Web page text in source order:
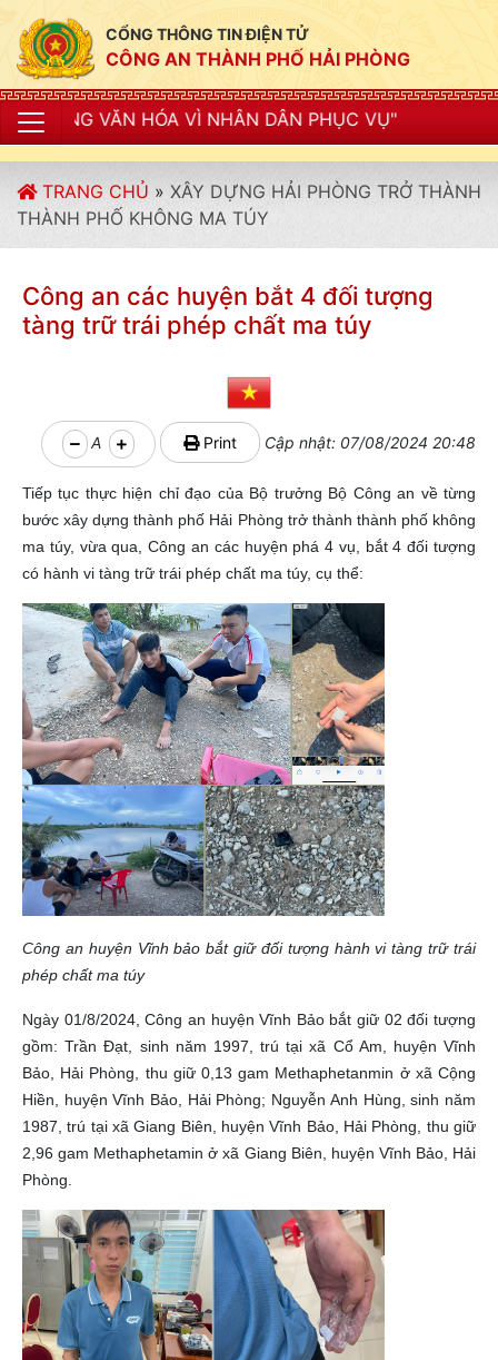
CỔNG THÔNG TIN ĐIỆN TỬ
CÔNG AN THÀNH PHỐ HẢI PHÒNG
VÌ NHÂN DÂN PHỤC VỤ"
TRANG CHỦ » XÂY DỰNG HẢI PHÒNG TRỞ THÀNH
THÀNH PHỐ KHÔNG MA TÚY
Công an các huyện bắt 4 đối tượng
tàng trữ trái phép chất ma túy
A Print Cập nhật: 07/08/2024 20:48
Tiếp tục thực hiện chỉ đạo của Bộ trưởng Bộ Công an về từng
bước xây dựng thành phố Hải Phòng trở thành thành phố không
ma túy, vừa qua, Công an các huyện phá 4 vụ, bắt 4 đối tượng
có hành vi tàng trữ trái phép chất ma túy, cụ thể:
Công an huyện Vĩnh bảo bắt giữ đối tượng hành vi tàng trữ trái
phép chất ma túy
Ngày 01/8/2024, Công an huyện Vĩnh Bảo bắt giữ 02 đối tượng
gồm: Trần Đạt, sinh năm 1997, trú tại xã Cổ Am, huyện Vĩnh
Bảo, Hải Phòng, thu giữ 0,13 gam Methaphetanmin ở xã Cộng
Hiền, huyện Vĩnh Bảo, Hải Phòng; Nguyễn Anh Hùng, sinh năm
1987, trú tại xã Giang Biên, huyện Vĩnh Bảo, Hải Phòng, thu giữ
2,96 gam Methaphetamin ở xã Giang Biên, huyện Vĩnh Bảo, Hải
Phòng.